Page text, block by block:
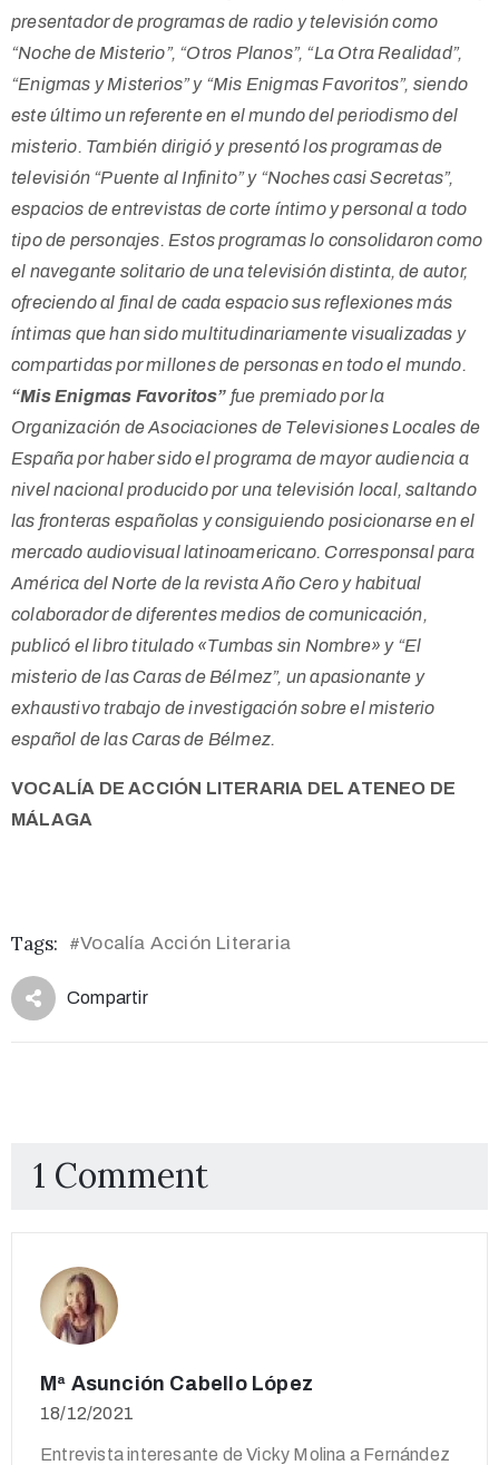
presentador de programas de radio y televisión como
“Noche de Misterio”, “Otros Planos”, “La Otra Realidad”,
“Enigmas y Misterios” y “Mis Enigmas Favoritos”, siendo
este último un referente en el mundo del periodismo del
misterio. También dirigió y presentó los programas de
televisión “Puente al Infinito” y “Noches casi Secretas”,
espacios de entrevistas de corte íntimo y personal a todo
tipo de personajes. Estos programas lo consolidaron como
el navegante solitario de una televisión distinta, de autor,
ofreciendo al final de cada espacio sus reflexiones más
íntimas que han sido multitudinariamente visualizadas y
compartidas por millones de personas en todo el mundo.
“Mis Enigmas Favoritos” fue premiado por la
Organización de Asociaciones de Televisiones Locales de
España por haber sido el programa de mayor audiencia a
nivel nacional producido por una televisión local, saltando
las fronteras españolas y consiguiendo posicionarse en el
mercado audiovisual latinoamericano. Corresponsal para
América del Norte de la revista Año Cero y habitual
colaborador de diferentes medios de comunicación,
publicó el libro titulado «Tumbas sin Nombre» y “El
misterio de las Caras de Bélmez”, un apasionante y
exhaustivo trabajo de investigación sobre el misterio
español de las Caras de Bélmez.
VOCALÍA DE ACCIÓN LITERARIA DEL ATENEO DE
MÁLAGA
Tags: #Vocalía Acción Literaria
Compartir
1 Comment
Mª Asunción Cabello López
18/12/2021
Entrevista interesante de Vicky Molina a Fernández